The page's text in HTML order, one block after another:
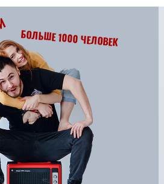
БОЛЬШЕ 1000 ЧЕЛОВЕК